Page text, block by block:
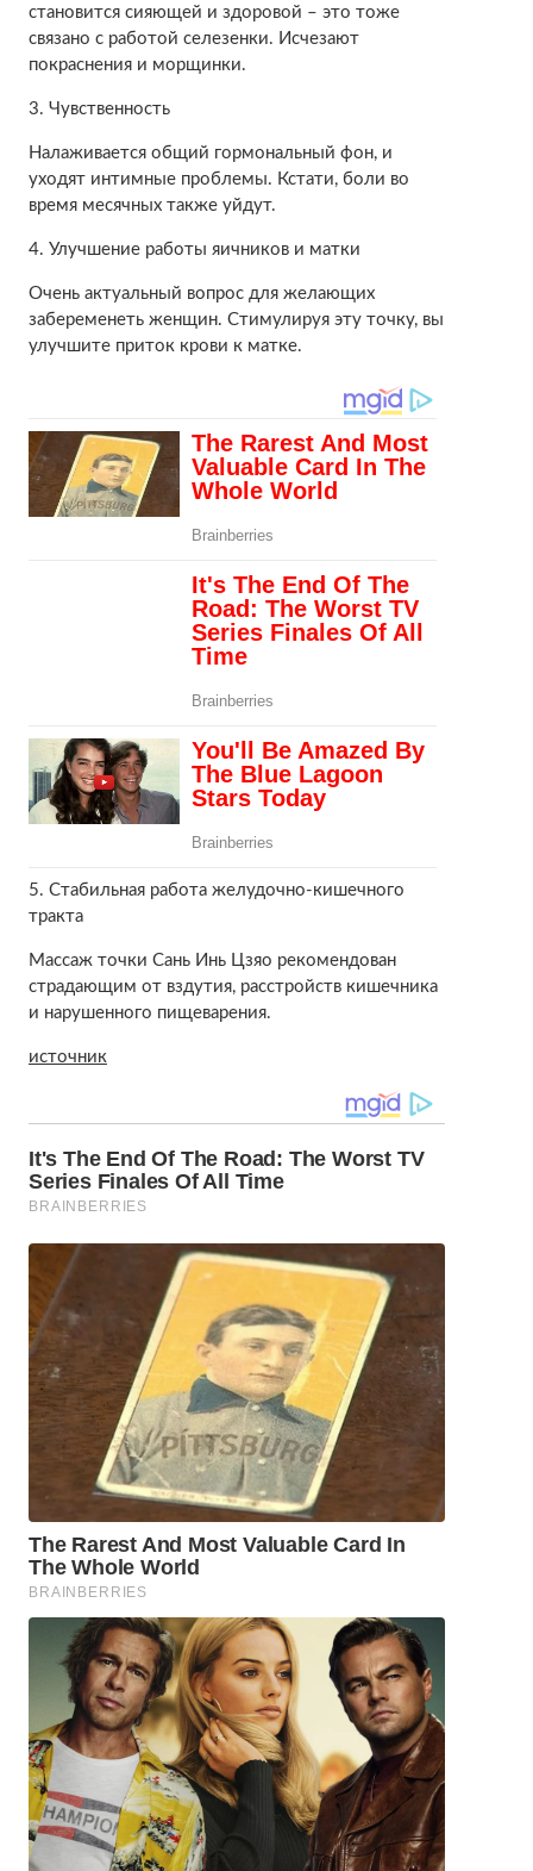
становится сияющей и здоровой – это тоже
связано с работой селезенки. Исчезают
покраснения и морщинки.
3. Чувственность
Налаживается общий гормональный фон, и
уходят интимные проблемы. Кстати, боли во
время месячных также уйдут.
4. Улучшение работы яичников и матки
Очень актуальный вопрос для желающих
забеременеть женщин. Стимулируя эту точку, вы
улучшите приток крови к матке.
5. Стабильная работа желудочно-кишечного
тракта
Массаж точки Сань Инь Цзяо рекомендован
страдающим от вздутия, расстройств кишечника
и нарушенного пищеварения.
источник